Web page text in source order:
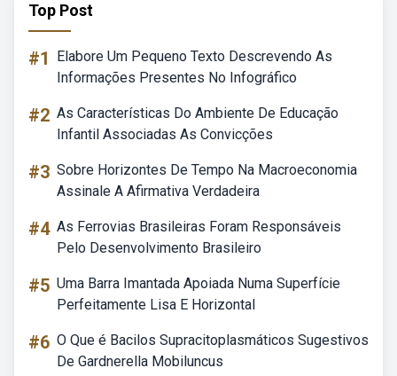
Top Post
#1
Elabore Um Pequeno Texto Descrevendo As
Informações Presentes No Infográfico
#2 As Características Do Ambiente De Educação
Infantil Associadas As Convicções
#3 Sobre Horizontes De Tempo Na Macroeconomia
Assinale A Afirmativa Verdadeira
#4 As Ferrovias Brasileiras Foram Responsáveis
Pelo Desenvolvimento Brasileiro
#5 Uma Barra Imantada Apoiada Numa Superfície
Perfeitamente Lisa E Horizontal
#6 O Que é Bacilos Supracitoplasmáticos Sugestivos
De Gardnerella Mobiluncus